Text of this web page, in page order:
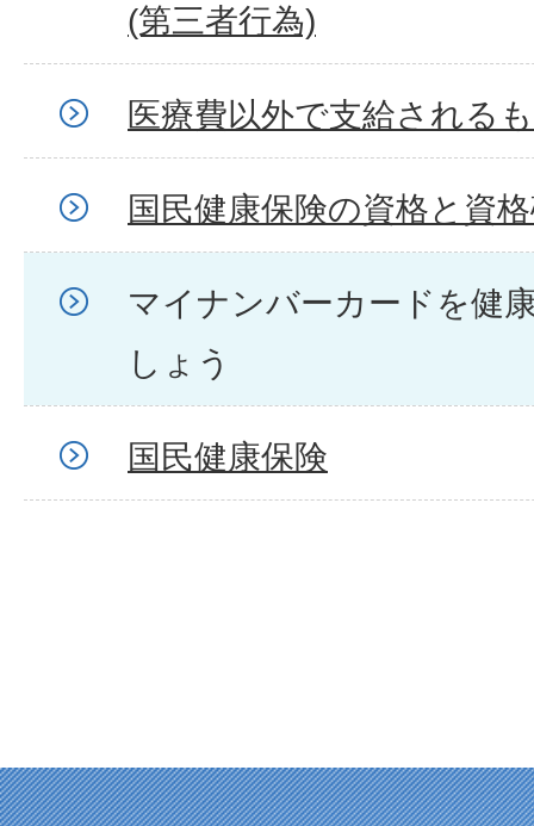
(第三者行為)
医療費以外で支給される
国民健康保険の資格と資
マイナンバーカードを健
しょう
国民健康保険